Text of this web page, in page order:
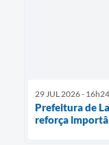
29 JUL 2026 - 16h24
Prefeitura de
reforça